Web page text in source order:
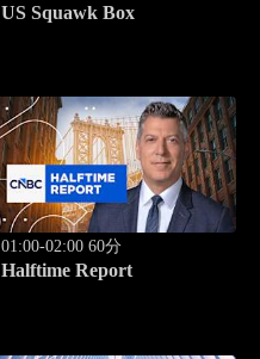
US Squawk Box
01:00-02:00 60分
Halftime Report